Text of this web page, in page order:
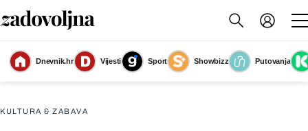
Dnevnik.hr Vijesti Sport Showbizz
Putovanja
Slika nije dostupna
KULTURA & ZABAVA